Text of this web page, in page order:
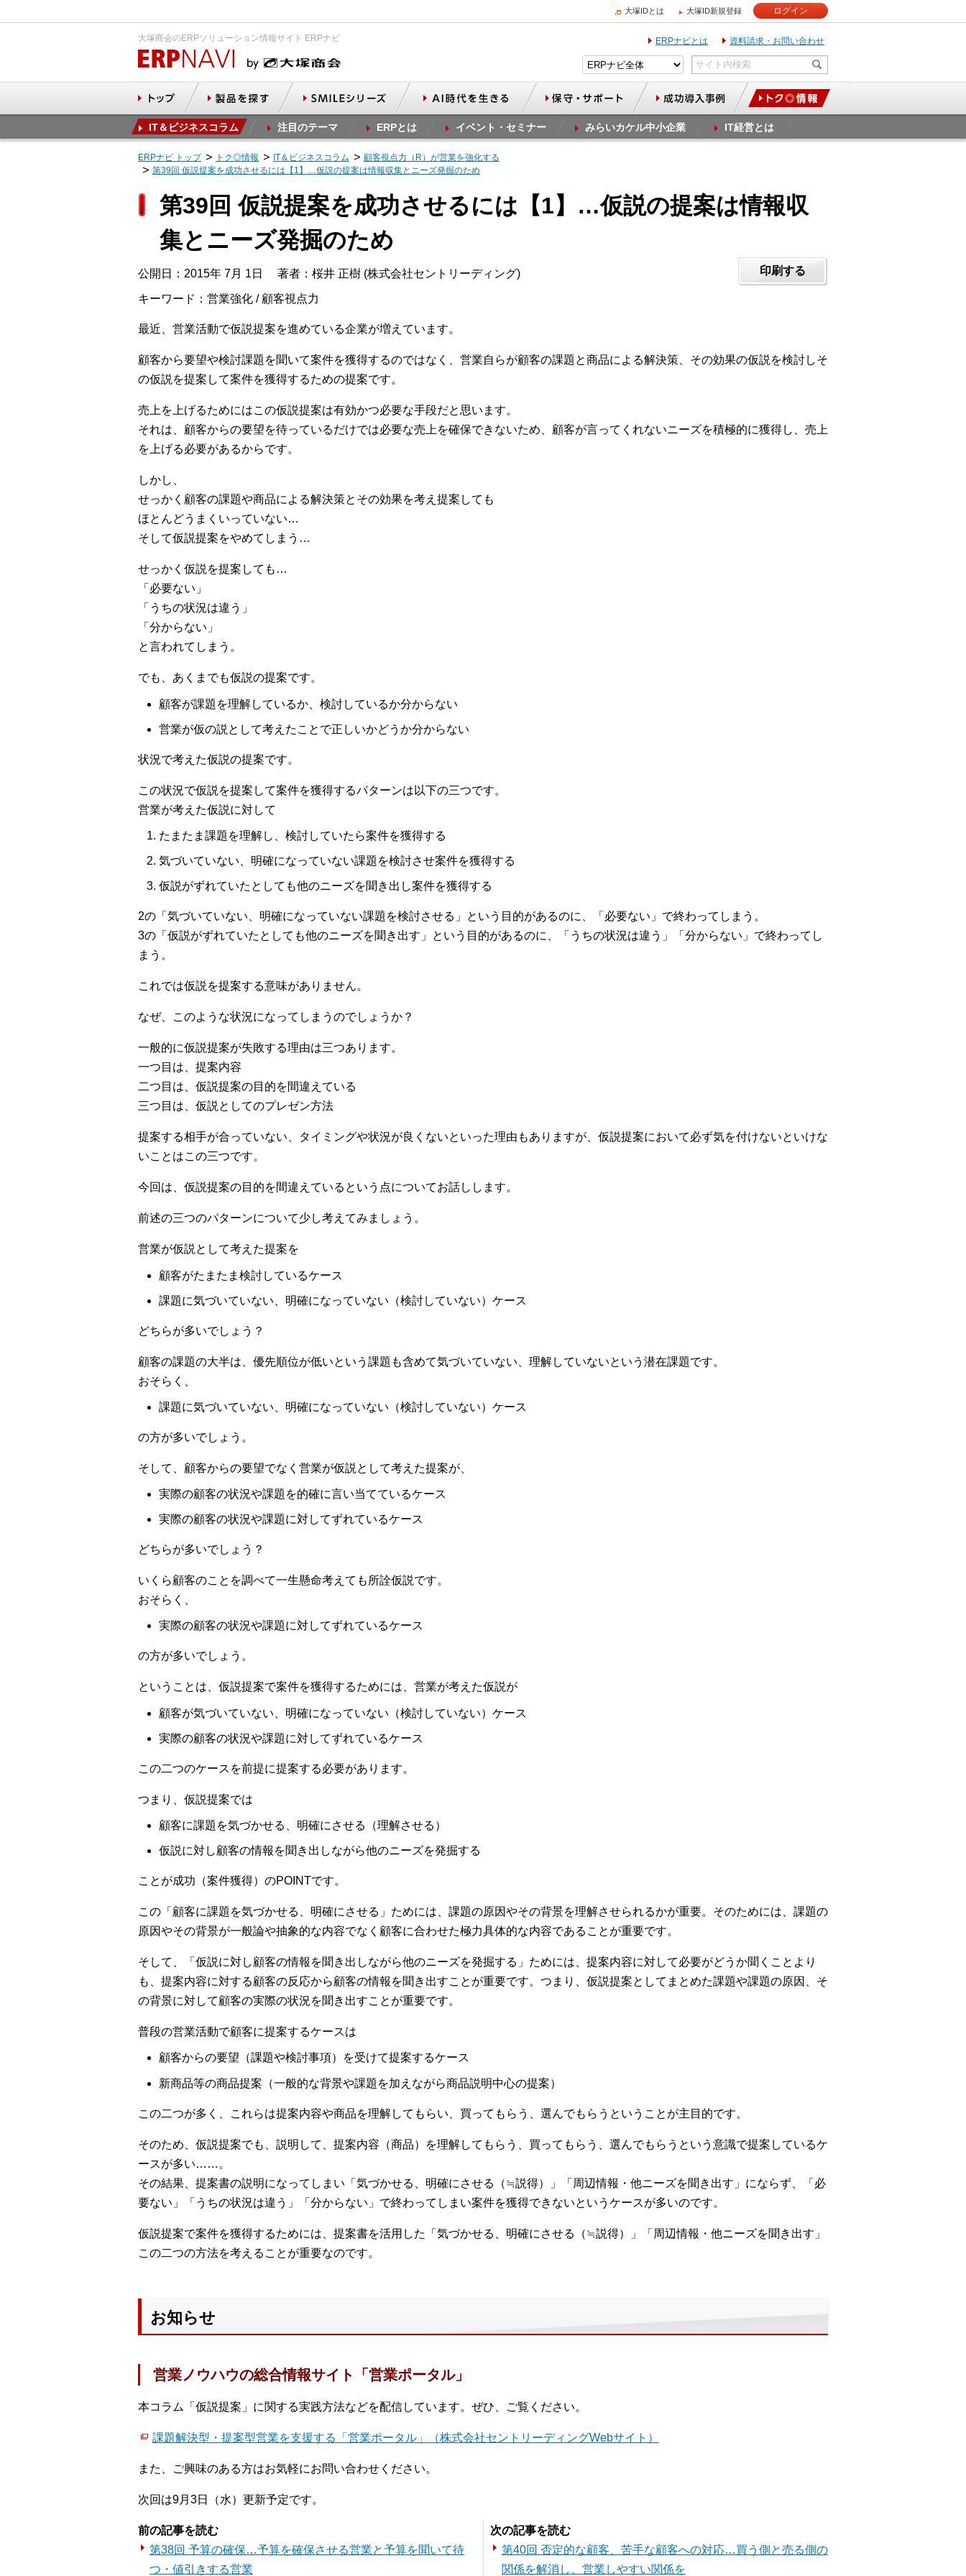
大塚IDとは 大塚ID新規登録 ログイン
大塚商会のERPソリューション情報サイト ERPナビ ERPナビとは 資料請求・お問い合わせ
IT＆ビジネスコラム 注目のテーマ ERPとは イベント・セミナー みらいカケル中小企業 IT経営とは
ERPナビ トップ トク◎情報 IT＆ビジネスコラム
顧客視点力（R）が営業を強化する
第39回 仮説提案を成功させるには【1】…仮説の提案は情報収集とニーズ発掘のため
第39回 仮説提案を成功させるには【1】…仮説の提案は情報収
集とニーズ発掘のため
公開日：2015年 7月 1日 著者：桜井 正樹 (株式会社セントリーディング)
キーワード：営業強化 / 顧客視点力
印刷する
最近、営業活動で仮説提案を進めている企業が増えています。
顧客から要望や検討課題を聞いて案件を獲得するのではなく、営業自らが顧客の課題と商品による解決策、その効果の仮説を検討しそ
の仮説を提案して案件を獲得するための提案です。
売上を上げるためにはこの仮説提案は有効かつ必要な手段だと思います。
それは、顧客からの要望を待っているだけでは必要な売上を確保できないため、顧客が言ってくれないニーズを積極的に獲得し、売上
を上げる必要があるからです。
しかし、
せっかく顧客の課題や商品による解決策とその効果を考え提案しても
ほとんどうまくいっていない…
そして仮説提案をやめてしまう…
せっかく仮説を提案しても…
「必要ない」
「うちの状況は違う」
「分からない」
と言われてしまう。
でも、あくまでも仮説の提案です。
顧客が課題を理解しているか、検討しているか分からない
営業が仮の説として考えたことで正しいかどうか分からない
状況で考えた仮説の提案です。
この状況で仮説を提案して案件を獲得するパターンは以下の三つです。
営業が考えた仮説に対して
たまたま課題を理解し、検討していたら案件を獲得する
気づいていない、明確になっていない課題を検討させ案件を獲得する
仮説がずれていたとしても他のニーズを聞き出し案件を獲得する
2の「気づいていない、明確になっていない課題を検討させる」という目的があるのに、「必要ない」で終わってしまう。
3の「仮説がずれていたとしても他のニーズを聞き出す」という目的があるのに、「うちの状況は違う」「分からない」で終わってし
まう。
これでは仮説を提案する意味がありません。
なぜ、このような状況になってしまうのでしょうか？
一般的に仮説提案が失敗する理由は三つあります。
一つ目は、提案内容
二つ目は、仮説提案の目的を間違えている
三つ目は、仮説としてのプレゼン方法
提案する相手が合っていない、タイミングや状況が良くないといった理由もありますが、仮説提案において必ず気を付けないといけな
いことはこの三つです。
今回は、仮説提案の目的を間違えているという点についてお話しします。
前述の三つのパターンについて少し考えてみましょう。
営業が仮説として考えた提案を
顧客がたまたま検討しているケース
課題に気づいていない、明確になっていない（検討していない）ケース
どちらが多いでしょう？
顧客の課題の大半は、優先順位が低いという課題も含めて気づいていない、理解していないという潜在課題です。
おそらく、
課題に気づいていない、明確になっていない（検討していない）ケース
の方が多いでしょう。
そして、顧客からの要望でなく営業が仮説として考えた提案が、
実際の顧客の状況や課題を的確に言い当てているケース
実際の顧客の状況や課題に対してずれているケース
どちらが多いでしょう？
いくら顧客のことを調べて一生懸命考えても所詮仮説です。
おそらく、
実際の顧客の状況や課題に対してずれているケース
の方が多いでしょう。
ということは、仮説提案で案件を獲得するためには、営業が考えた仮説が
顧客が気づいていない、明確になっていない（検討していない）ケース
実際の顧客の状況や課題に対してずれているケース
この二つのケースを前提に提案する必要があります。
つまり、仮説提案では
顧客に課題を気づかせる、明確にさせる（理解させる）
仮説に対し顧客の情報を聞き出しながら他のニーズを発掘する
ことが成功（案件獲得）のPOINTです。
この「顧客に課題を気づかせる、明確にさせる」ためには、課題の原因やその背景を理解させられるかが重要。そのためには、課題の
原因やその背景が一般論や抽象的な内容でなく顧客に合わせた極力具体的な内容であることが重要です。
そして、「仮説に対し顧客の情報を聞き出しながら他のニーズを発掘する」ためには、提案内容に対して必要がどうか聞くことより
も、提案内容に対する顧客の反応から顧客の情報を聞き出すことが重要です。つまり、仮説提案としてまとめた課題や課題の原因、そ
の背景に対して顧客の実際の状況を聞き出すことが重要です。
普段の営業活動で顧客に提案するケースは
顧客からの要望（課題や検討事項）を受けて提案するケース
新商品等の商品提案（一般的な背景や課題を加えながら商品説明中心の提案）
この二つが多く、これらは提案内容や商品を理解してもらい、買ってもらう、選んでもらうということが主目的です。
そのため、仮説提案でも、説明して、提案内容（商品）を理解してもらう、買ってもらう、選んでもらうという意識で提案しているケ
ースが多い……。
その結果、提案書の説明になってしまい「気づかせる、明確にさせる（≒説得）」「周辺情報・他ニーズを聞き出す」にならず、「必
要ない」「うちの状況は違う」「分からない」で終わってしまい案件を獲得できないというケースが多いのです。
仮説提案で案件を獲得するためには、提案書を活用した「気づかせる、明確にさせる（≒説得）」「周辺情報・他ニーズを聞き出す」
この二つの方法を考えることが重要なのです。
お知らせ
営業ノウハウの総合情報サイト「営業ポータル」
本コラム「仮説提案」に関する実践方法などを配信しています。ぜひ、ご覧ください。
課題解決型・提案型営業を支援する「営業ポータル」（株式会社セントリーディングWebサイト）
また、ご興味のある方はお気軽にお問い合わせください。
次回は9月3日（水）更新予定です。
前の記事を読む
第38回 予算の確保…予算を確保させる営業と予算を聞いて待
つ・値引きする営業
次の記事を読む
第40回 否定的な顧客、苦手な顧客への対応…買う側と売る側の
関係を解消し、営業しやすい関係を